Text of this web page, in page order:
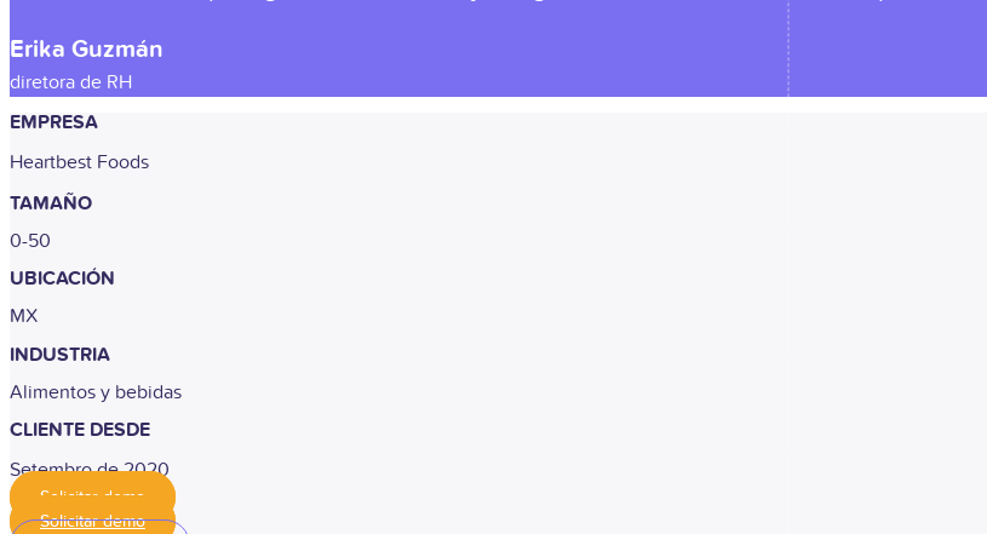
Erika Guzmán
diretora de RH
EMPRESA
Heartbest Foods
TAMAÑO
0-50
UBICACIÓN
MX
INDUSTRIA
Alimentos y bebidas
CLIENTE DESDE
Setembro de 2020
Solicitar demo
Solicitar demo